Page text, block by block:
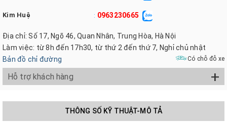
Kim Huệ : 0963230665
Địa chỉ: Số 17, Ngõ 46, Quan Nhân, Trung Hòa, Hà Nội
Làm việc: từ 8h đến 17h30, từ thứ 2 đến thứ 7, Nghỉ chủ nhật
Bản đồ chỉ đường
Có chỗ đỗ xe
Hỗ trợ khách hàng +
THÔNG SỐ KỸ THUẬT-MÔ TẢ